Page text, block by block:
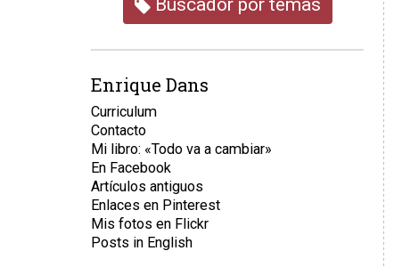
Enrique Dans
Curriculum
Contacto
Mi libro: «Todo va a cambiar»
En Facebook
Artículos antiguos
Enlaces en Pinterest
Mis fotos en Flickr
Posts in English